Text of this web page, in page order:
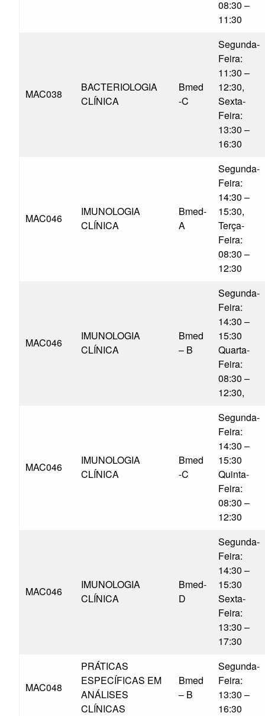
08:30 –
11:30
MAC038
BACTERIOLOGIA
CLÍNICA
Bmed
-C
Segunda-
Feira:
11:30 –
12:30,
Sexta-
Feira:
13:30 –
16:30
MAC046
IMUNOLOGIA
CLÍNICA
Bmed-
A
Segunda-
Feira:
14:30 –
15:30,
Terça-
Feira:
08:30 –
12:30
MAC046
IMUNOLOGIA
CLÍNICA
Bmed
– B
Segunda-
Feira:
14:30 –
15:30
Quarta-
Feira:
08:30 –
12:30,
MAC046
IMUNOLOGIA
CLÍNICA
Bmed
-C
Segunda-
Feira:
14:30 –
15:30
Quinta-
Feira:
08:30 –
12:30
MAC046
IMUNOLOGIA
CLÍNICA
Bmed-
D
Segunda-
Feira:
14:30 –
15:30
Sexta-
Feira:
13:30 –
17:30
MAC048
PRÁTICAS
ESPECÍFICAS EM
ANÁLISES
CLÍNICAS
Bmed
– B
Segunda-
Feira:
13:30 –
16:30